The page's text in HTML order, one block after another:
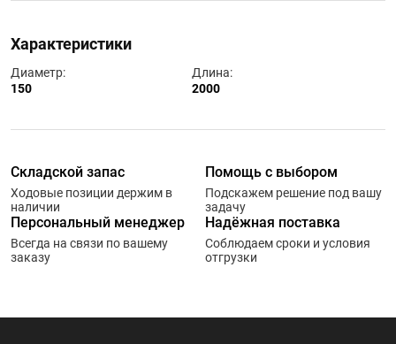
Характеристики
Диаметр:
150
Длина:
2000
Складской запас
Ходовые позиции держим в
наличии
Помощь с выбором
Подскажем решение под вашу
задачу
Персональный менеджер
Всегда на связи по вашему
заказу
Надёжная поставка
Соблюдаем сроки и условия
отгрузки